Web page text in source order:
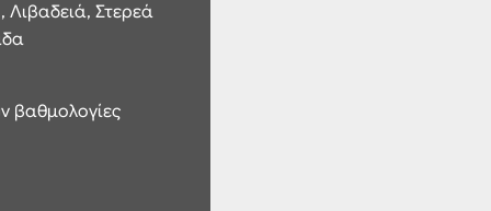
Λιβαδειά, Στερεά
βαθμολογίες